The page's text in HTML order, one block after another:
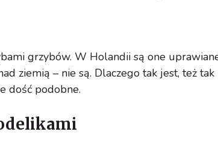
grzybów. W Holandii są one
ziemią – nie są. Dlaczego tak jest, też tak
dość podobne.